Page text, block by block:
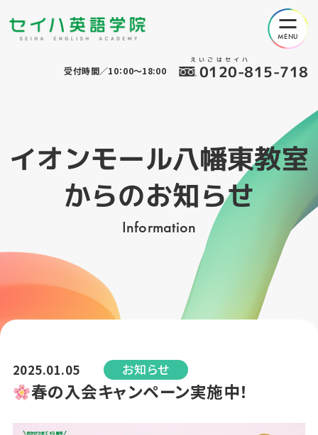
えいごはセイハ
0120-815-718
受付時間／10：00～18:00
イオンモール八幡東教室
からのお知らせ
Information
2025.01.05 お知らせ
春の入会キャンペーン実施中！